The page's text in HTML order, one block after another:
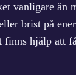
vanligare än
brist på
hjälp att